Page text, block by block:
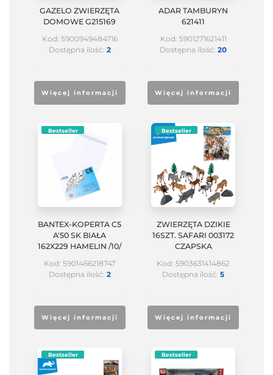
GAZELO ZWIERZĘTA
DOMOWE G215169
Kod: 5900949484716
Dostępna ilość: 2
Więcej informacji
ADAR TAMBURYN
621411
Kod: 5901271621411
Dostępna ilość:20
Więcej informacji
Bestseller
BANTEX-KOPERTA C5
A'50 SK BIAŁA
162X229 HAMELIN /10/
Kod: 5901466218747
Dostępna ilość: 2
Więcej informacji
Bestseller
ZWIERZĘTA DZIKIE
16SZT. SAFARI 003172
CZAPSKA
Kod: 5903631414862
Dostępna ilość:5
Więcej informacji
Bestseller Bestseller